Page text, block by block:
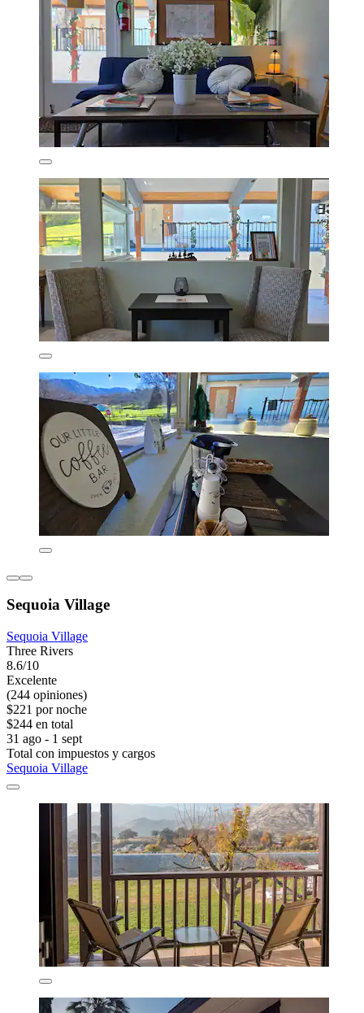
Sequoia Village
Sequoia Village
Three Rivers
8.6/10
Excelente
(244 opiniones)
$221 por noche
$244 en total
31 ago - 1 sept
Total con impuestos y cargos
Sequoia Village